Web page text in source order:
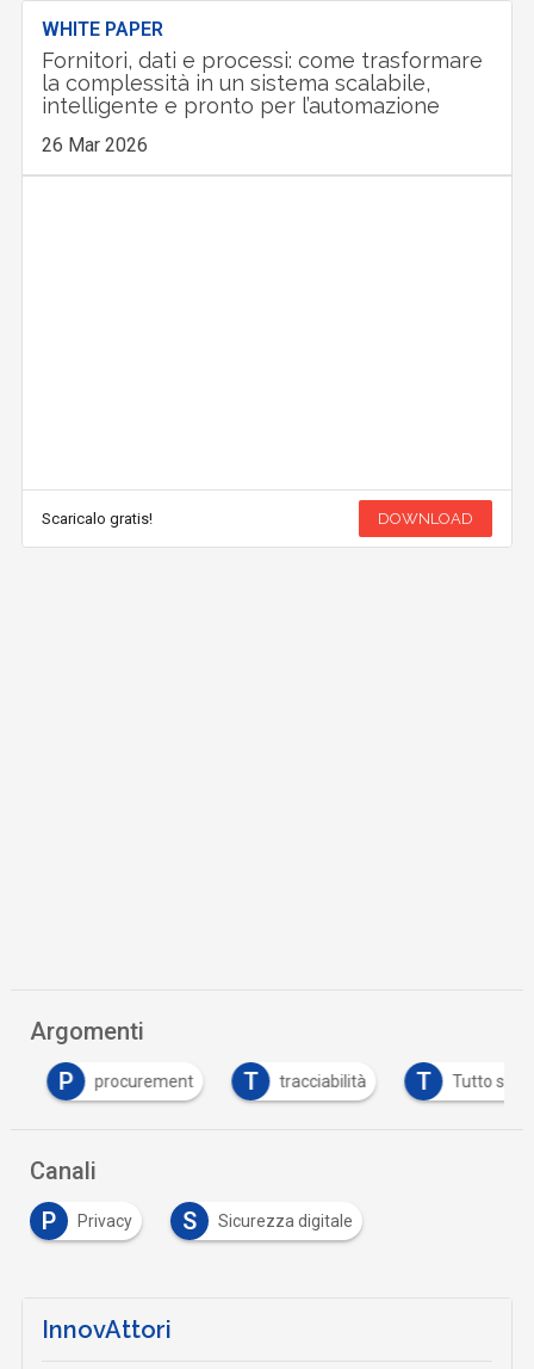
WHITE PAPER
Fornitori, dati e processi: come trasformare
la complessità in un sistema scalabile,
intelligente e pronto per l’automazione
26 Mar 2026
Scaricalo gratis! DOWNLOAD
Argomenti
P
procurement T tracciabilità T Tutto su
Canali
P
Privacy S Sicurezza digitale
InnovAttori